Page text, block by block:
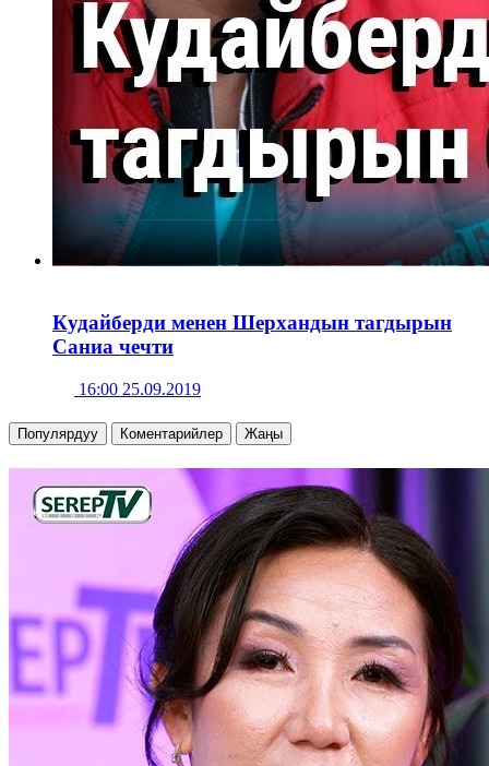
Кудайберди менен Шерхандын тагдырын
Саниа чечти
16:00 25.09.2019
Популярдуу Коментарийлер Жаңы